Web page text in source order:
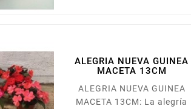
ALEGRIA NUEVA GUINEA
MACETA 13CM
ALEGRIA NUEVA GUINEA
MACETA 13CM: La alegría